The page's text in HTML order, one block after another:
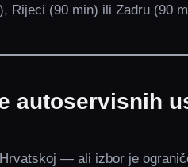
Rijeci (90 min) ili Zadru (90
autoservisnih
— ali izbor je